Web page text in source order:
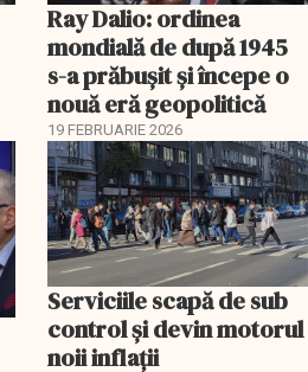
Ray Dalio: ordinea
mondială de după 1945
s-a prăbușit și începe o
nouă eră geopolitică
19 FEBRUARIE 2026
Serviciile scapă de sub
control și devin motorul
noii inflații